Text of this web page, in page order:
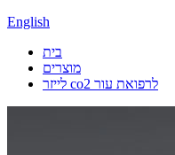
English
בית
מוצרים
לייזר co2 לרפואת עור